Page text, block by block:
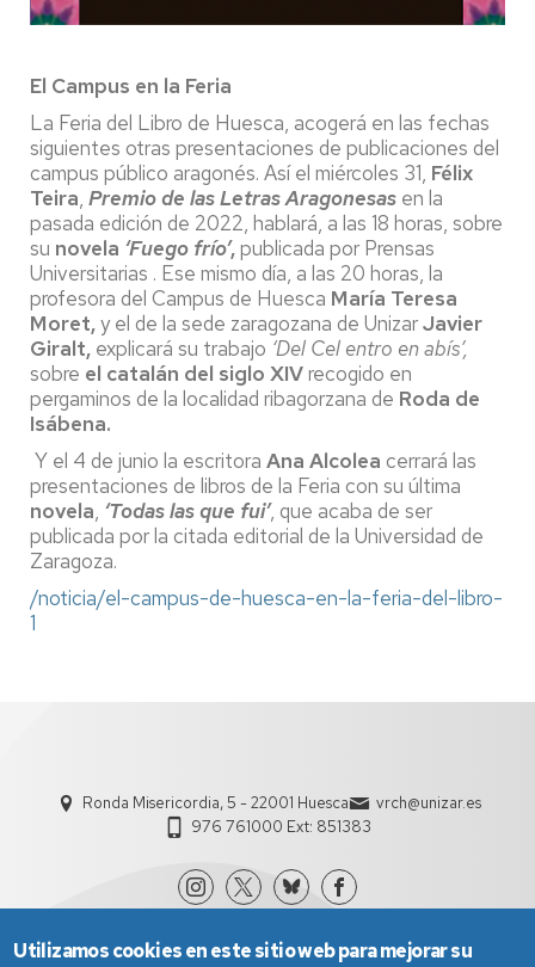
El Campus en la Feria
La Feria del Libro de Huesca, acogerá en las fechas
siguientes otras presentaciones de publicaciones del
campus público aragonés. Así el miércoles 31, Félix
Teira, Premio de las Letras Aragonesas en la
pasada edición de 2022, hablará, a las 18 horas, sobre
su novela ‘Fuego frío’,publicada por Prensas
Universitarias . Ese mismo día, a las 20 horas, la
profesora del Campus de Huesca María Teresa
Moret,y el de la sede zaragozana de UnizarJavier
Giralt, explicará su trabajo ‘Del Cel entro en abís’,
sobre el catalán del siglo XIVrecogido en
pergaminos de la localidad ribagorzana de Roda de
Isábena.
Y el 4 de junio la escritora Ana Alcolea cerrará las
presentaciones de libros de la Feria con su última
novela, ‘Todas las que fui’, que acaba de ser
publicada por la citada editorial de la Universidad de
Zaragoza.
/noticia/el-campus-de-huesca-en-la-feria-del-libro-
1
Ronda Misericordia, 5 - 22001 Huesca
vrch@unizar.es
976 761000 Ext: 851383
Utilizamos cookies en este sitio web para mejorar su